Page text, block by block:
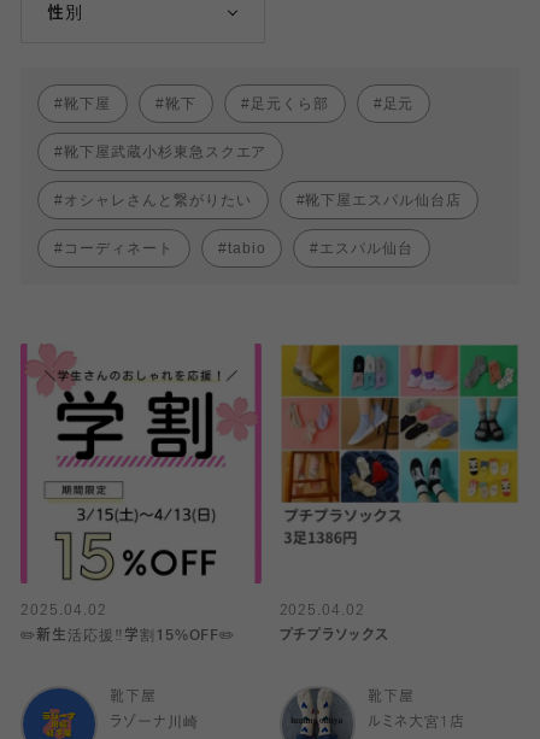
性別
靴下屋 靴下 足元くら部 足元
靴下屋武蔵小杉東急スクエア
オシャレさんと繋がりたい 靴下屋エスパル仙台店
コーディネート tabio エスパル仙台
2025.04.02
✏️新生活応援‼️学割15%OFF✏️
靴下屋
ラゾーナ川崎
2025.04.02
プチプラソックス
靴下屋
ルミネ大宮1店